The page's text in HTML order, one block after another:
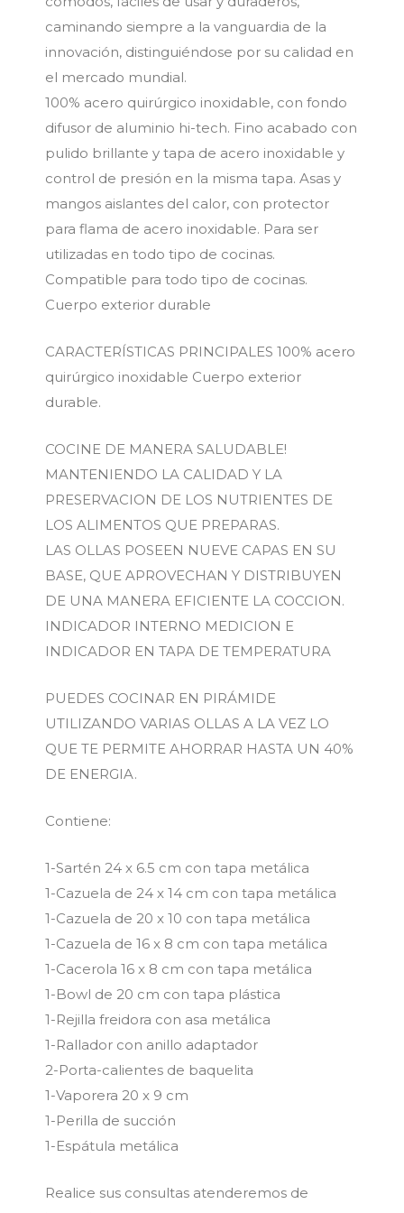
caminando siempre a la vanguardia de la
innovación, distinguiéndose por su calidad en
el mercado mundial.
100% acero quirúrgico inoxidable, con fondo
difusor de aluminio hi-tech. Fino acabado con
pulido brillante y tapa de acero inoxidable y
control de presión en la misma tapa. Asas y
mangos aislantes del calor, con protector
para flama de acero inoxidable. Para ser
utilizadas en todo tipo de cocinas.
Compatible para todo tipo de cocinas.
Cuerpo exterior durable
CARACTERÍSTICAS PRINCIPALES 100% acero
quirúrgico inoxidable Cuerpo exterior
durable.
COCINE DE MANERA SALUDABLE!
MANTENIENDO LA CALIDAD Y LA
PRESERVACION DE LOS NUTRIENTES DE
LOS ALIMENTOS QUE PREPARAS.
LAS OLLAS POSEEN NUEVE CAPAS EN SU
BASE, QUE APROVECHAN Y DISTRIBUYEN
DE UNA MANERA EFICIENTE LA COCCION.
INDICADOR INTERNO MEDICION E
INDICADOR EN TAPA DE TEMPERATURA
PUEDES COCINAR EN PIRÁMIDE
UTILIZANDO VARIAS OLLAS A LA VEZ LO
QUE TE PERMITE AHORRAR HASTA UN 40%
DE ENERGIA.
Contiene:
1-Sartén 24 x 6.5 cm con tapa metálica
1-Cazuela de 24 x 14 cm con tapa metálica
1-Cazuela de 20 x 10 con tapa metálica
1-Cazuela de 16 x 8 cm con tapa metálica
1-Cacerola 16 x 8 cm con tapa metálica
1-Bowl de 20 cm con tapa plástica
1-Rejilla freidora con asa metálica
1-Rallador con anillo adaptador
2-Porta-calientes de baquelita
1-Vaporera 20 x 9 cm
1-Perilla de succión
1-Espátula metálica
Realice sus consultas atenderemos de